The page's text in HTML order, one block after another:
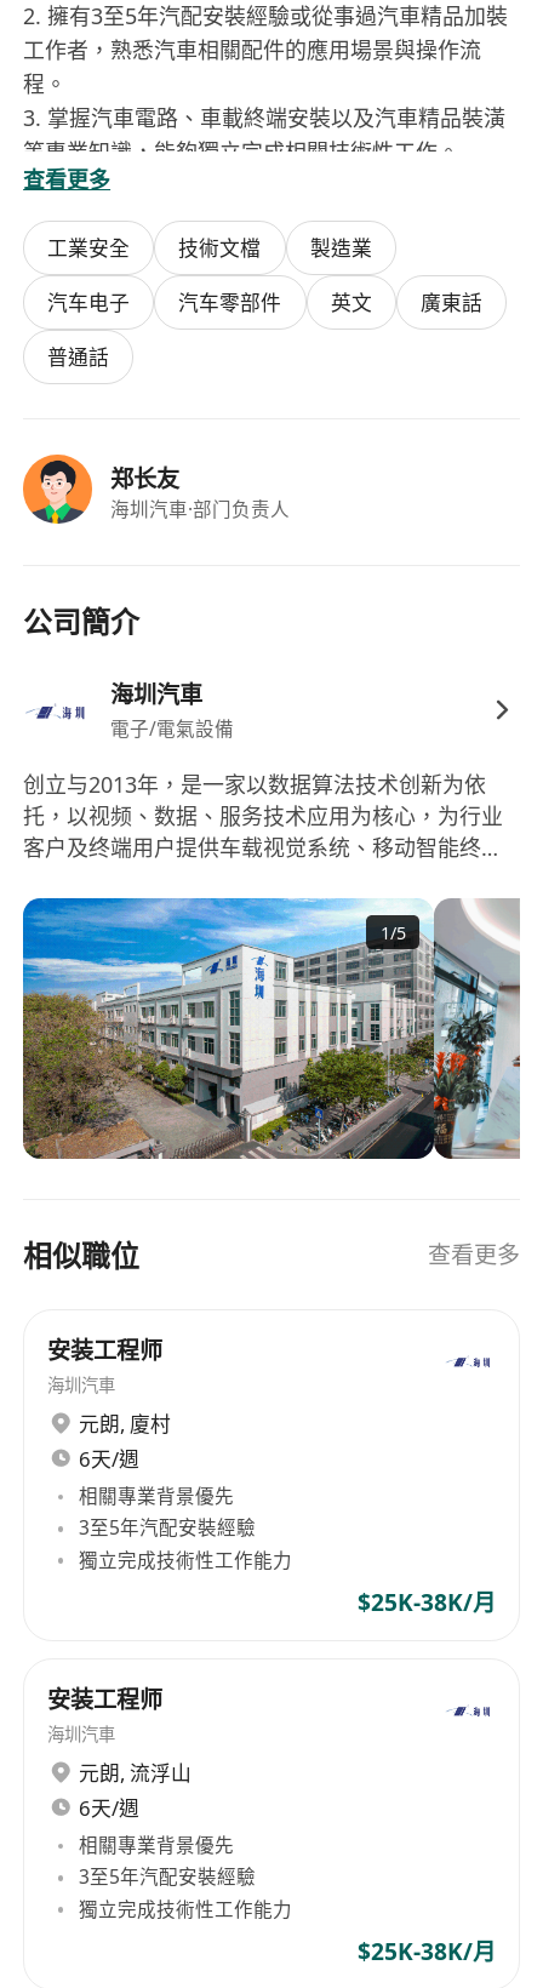
2. 擁有3至5年汽配安裝經驗或從事過汽車精品加裝
工作者，熟悉汽車相關配件的應用場景與操作流
程。
3. 掌握汽車電路、車載終端安裝以及汽車精品裝潢
等專業知識，能夠獨立完成相關技術性工作。
4. 具備良好的溝通能力與服務意識，能清晰表達產
品特點並解答客戶疑問。
5. 工作積極主動，服從團隊安排，能夠配合售后客
服或領導完成各項任務並及時反饋信息。
查看更多
工業安全 技術文檔
製造業
汽车电子
汽车零部件 英文
廣東話
普通話
郑长友
海圳汽車·部门负责人
公司簡介
海圳汽車
電子/電氣設備
创立与2013年，是一家以数据算法技术创新为依
托，以视频、数据、服务技术应用为核心，为行业
客户及终端用户提供车载视觉系统、移动智能终
圳将延续自主创新之路，致力于智慧出行、智慧交
通、智慧城市领域，通过视频算法、人工智能、AI
大数据服务的深度开发持续创新，为行业赋能提供
高效稳定的一站式解决方案；为消费者提供便捷、
安全、智能的高科技产品。
1/5
相似職位 查看更多
安装工程师
海圳汽車
元朗, 廈村
6天/週
相關專業背景優先
3至5年汽配安裝經驗
獨立完成技術性工作能力
$25K-38K/月
安装工程师
海圳汽車
元朗, 流浮山
6天/週
相關專業背景優先
3至5年汽配安裝經驗
獨立完成技術性工作能力
$25K-38K/月